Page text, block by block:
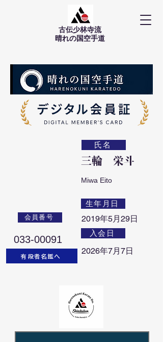
古伝少林寺流
​晴れの国空手道
会員番号
033-00091
有段者名鑑へ
氏名
三輪 栄斗
Miwa Eito
生年月日
2019年5月29日
入会日
2026年7月7日